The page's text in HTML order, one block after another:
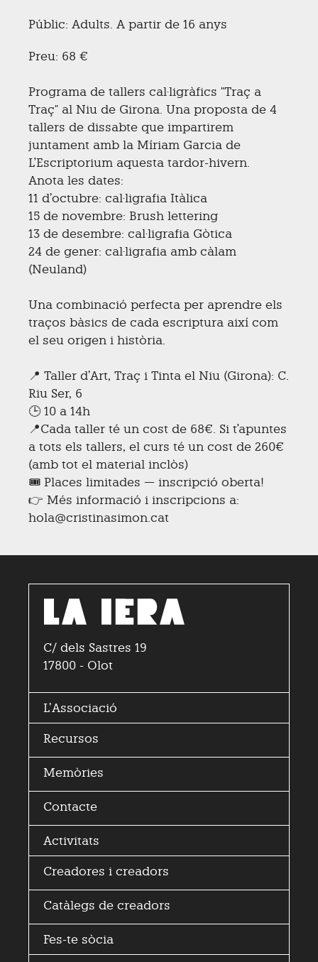
Públic: Adults. A partir de 16 anys
Preu: 68 €
Programa de tallers cal·ligràfics "Traç a
Traç" al Niu de Girona. Una proposta de 4
tallers de dissabte que impartirem
juntament amb la Míriam Garcia de
L'Escriptorium aquesta tardor-hivern.
Anota les dates:
11 d’octubre: cal·ligrafia Itàlica
15 de novembre: Brush lettering
13 de desembre: cal·ligrafia Gòtica
24 de gener: cal·ligrafia amb càlam
(Neuland)
Una combinació perfecta per aprendre els
traços bàsics de cada escriptura així com
el seu origen i història.
📍 Taller d’Art, Traç i Tinta el Niu (Girona): C.
Riu Ser, 6
🕒 10 a 14h
📍Cada taller té un cost de 68€. Si t'apuntes
a tots els tallers, el curs té un cost de 260€
(amb tot el material inclòs)
🎟️ Places limitades — inscripció oberta!
👉 Més informació i inscripcions a:
hola@cristinasimon.cat
C/ dels Sastres 19
17800 - Olot
L’Associació
Recursos
Memòries
Contacte
Activitats
Creadores i creadors
Catàlegs de creadors
Fes-te sòcia